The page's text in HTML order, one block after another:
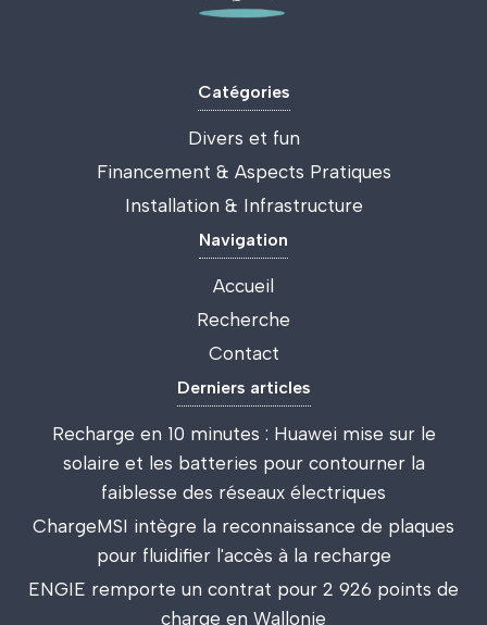
Catégories
Divers et fun
Financement & Aspects Pratiques
Installation & Infrastructure
Navigation
Accueil
Recherche
Contact
Derniers articles
Recharge en 10 minutes : Huawei mise sur le
solaire et les batteries pour contourner la
faiblesse des réseaux électriques
ChargeMSI intègre la reconnaissance de plaques
pour fluidifier l'accès à la recharge
ENGIE remporte un contrat pour 2 926 points de
charge en Wallonie